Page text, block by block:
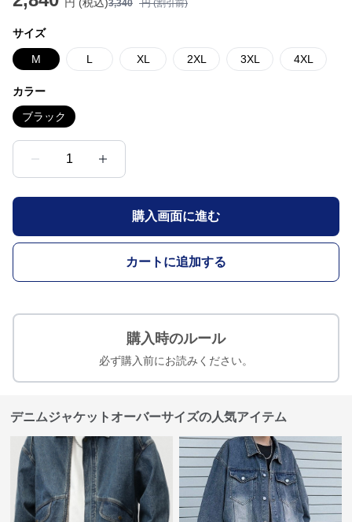
3,340 円 (割引前)
サイズ
M L XL 2XL 3XL 4XL
カラー
ブラック
1
購入画面に進む
カートに追加する
購入時のルール
必ず購入前にお読みください。
デニムジャケットオーバーサイズの人気アイテム